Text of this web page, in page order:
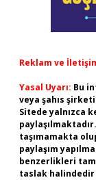
Reklam ve
Yasal Uyarı: Bu
veya şahıs
Sitede yalnızca
taşımamakta
paylaşım
benzerlikleri
taslak halindedir